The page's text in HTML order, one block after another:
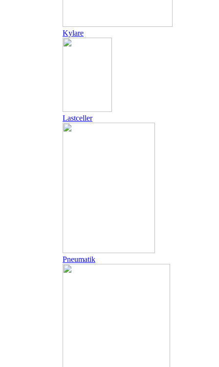
Kylare
Lastceller
Pneumatik